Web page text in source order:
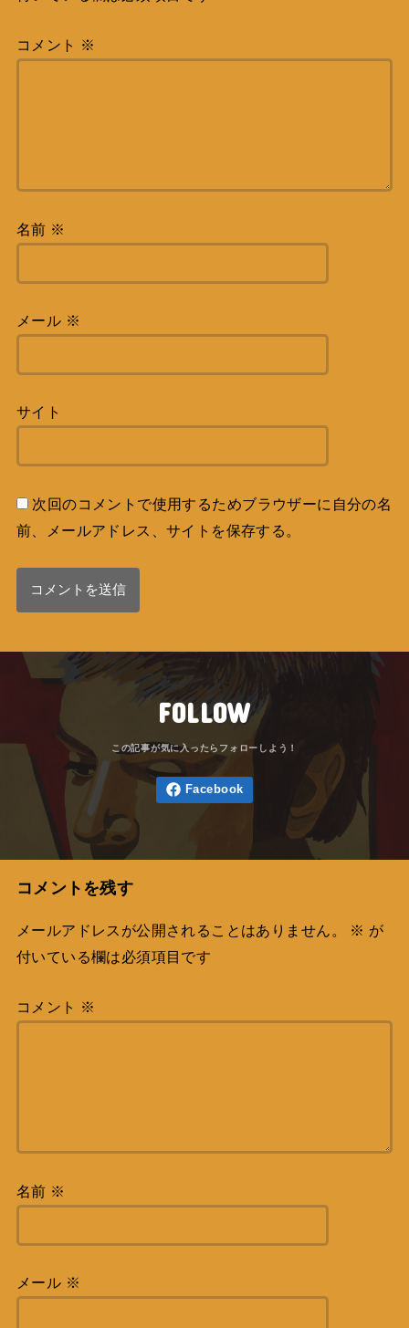
コメント ※
名前 ※
メール ※
サイト
次回のコメントで使用するためブラウザーに自分の名
前、メールアドレス、サイトを保存する。
FOLLOW
コメントを残す
メールアドレスが公開されることはありません。 ※ が
付いている欄は必須項目です
コメント ※
名前 ※
メール ※